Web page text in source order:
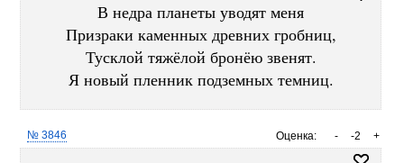
В недра планеты уводят меня
Призраки каменных древних гробниц,
Тусклой тяжёлой бронёю звенят.
Я новый пленник подземных темниц.
Оценка: +
-2
-
№ 3846